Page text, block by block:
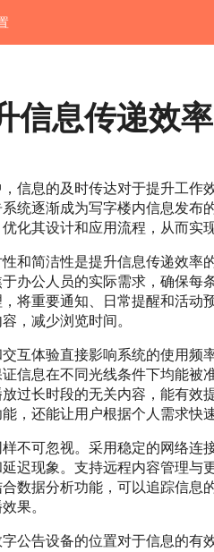
信息传递效率
信息的及时传达对于提升工作
统逐渐成为写字楼内信息发布
化其设计和应用流程，从而实
和简洁性是提升信息传递效率
办公人员的实际需求，确保每
将重要通知、日常提醒和活动
，减少浏览时间。
互体验直接影响系统的使用频
信息在不同光线条件下均能被
过长时段的无关内容，能有效
，还能让用户根据个人需求快
不可忽视。采用稳定的网络连
迟现象。支持远程内容管理与
数据分析功能，可以追踪信息
果。
公告设备的位置对于信息的有